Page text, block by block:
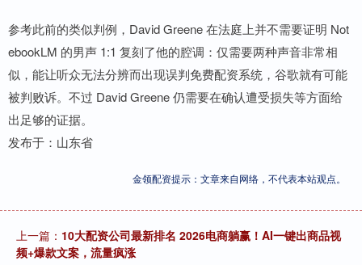
参考此前的类似判例，David Greene 在法庭上并不需要证明 Not
ebookLM 的男声 1:1 复刻了他的腔调：仅需要两种声音非常相
似，能让听众无法分辨而出现误判免费配资系统，谷歌就有可能
被判败诉。不过 David Greene 仍需要在确认遭受损失等方面给
出足够的证据。
发布于：山东省
金领配资提示：文章来自网络，不代表本站观点。
上一篇： 10大配资公司最新排名 2026电商躺赢！AI一键出商品视
频+爆款文案，流量疯涨